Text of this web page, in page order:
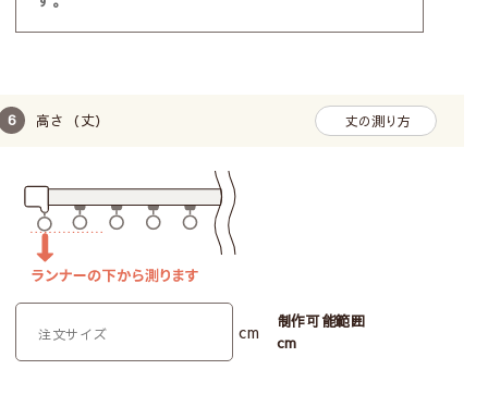
えていることがわかります。
保温効果を実験しました
【試験方法】：保温性試験（冷気法）
断熱材付きのボックスにカーテン生地を設置し、
温度センサーで箱内温度を測定。冷気槽で60分
間冷却します。測定は5分ごとに行い、カーテン
あり・なしで温度変化を比較。
高さ（丈） 丈の測り方
cm
制作可能範囲
cm